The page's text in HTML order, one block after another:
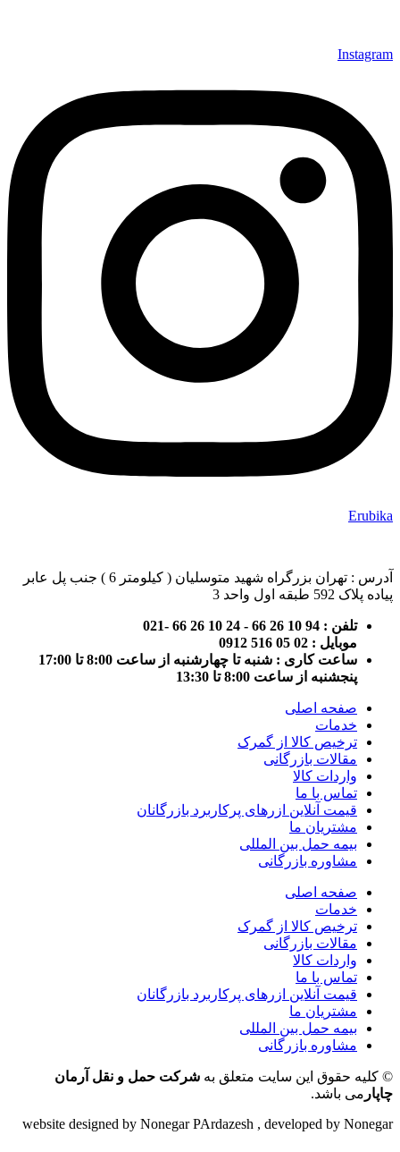
Instagram
Erubika
آدرس : تهران بزرگراه شهید متوسلیان ( کیلومتر 6 ) جنب پل عابر
پیاده پلاک 592 طبقه اول واحد 3
تلفن : 94 10 26 66 - 24 10 26 66 -021
موبایل : 02 05 516 0912
ساعت کاری : شنبه تا چهارشنبه از ساعت 8:00 تا 17:00
پنجشنبه از ساعت 8:00 تا 13:30
صفحه اصلی
خدمات
ترخیص کالا از گمرک
مقالات بازرگانی
واردات کالا
تماس با ما
قیمت آنلاین ازرهای پرکاربرد بازرگانان
مشتریان ما
بیمه حمل بین المللی
مشاوره بازرگانی
صفحه اصلی
خدمات
ترخیص کالا از گمرک
مقالات بازرگانی
واردات کالا
تماس با ما
قیمت آنلاین ازرهای پرکاربرد بازرگانان
مشتریان ما
بیمه حمل بین المللی
مشاوره بازرگانی
© کلیه حقوق این سایت متعلق به شرکت حمل و نقل آرمان
چاپار می باشد.
website designed by Nonegar PArdazesh , developed by Nonegar